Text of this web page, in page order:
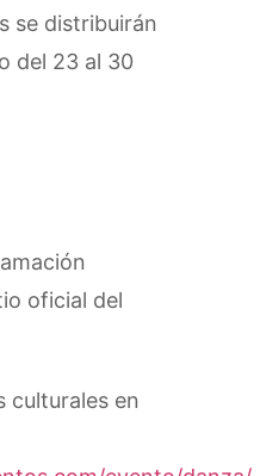
se distribuirán
del 23 al 30
oficial del
culturales en